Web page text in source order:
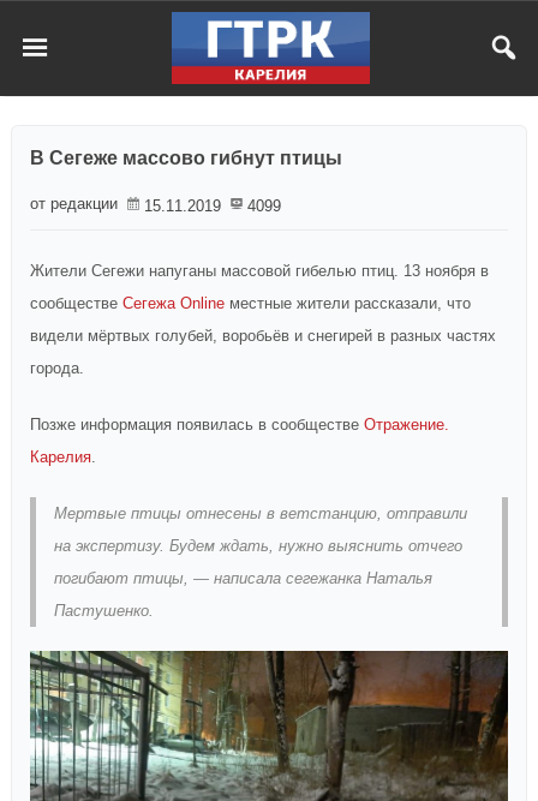
В Сегеже массово гибнут птицы
от редакции 15.11.2019 4099
Жители Сегежи напуганы массовой гибелью птиц. 13 ноября в
сообществе Сегежа Online местные жители рассказали, что
видели мёртвых голубей, воробьёв и снегирей в разных частях
города.
Позже информация появилась в сообществе Отражение.
Карелия.
Мертвые птицы отнесены в ветстанцию, отправили
на экспертизу. Будем ждать, нужно выяснить отчего
погибают птицы, — написала сегежанка Наталья
Пастушенко.